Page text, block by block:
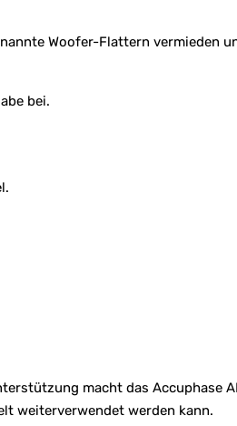
Woofer-Flattern vermieden
bei.
macht das Accuphase
weiterverwendet werden kann.